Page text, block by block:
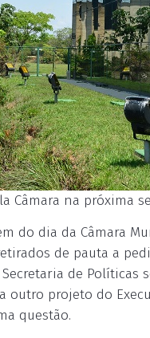
na próxima
do dia da Câmara
de pauta a
de Políticas
outro projeto do
questão.